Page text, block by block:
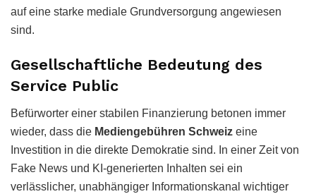
auf eine starke mediale Grundversorgung angewiesen
sind.
Gesellschaftliche Bedeutung des
Service Public
Befürworter einer stabilen Finanzierung betonen immer
wieder, dass die Mediengebühren Schweiz eine
Investition in die direkte Demokratie sind. In einer Zeit von
Fake News und KI-generierten Inhalten sei ein
verlässlicher, unabhängiger Informationskanal wichtiger